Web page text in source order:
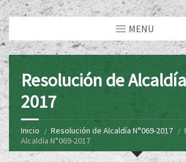
MENU
Resolución de
2017
Inicio Resolución de Alcaldía N°069-2017
Alcaldía N°069-2017